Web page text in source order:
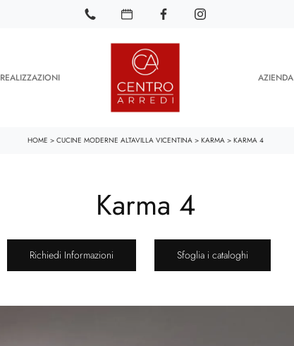
REALIZZAZIONI AZIENDA
HOME > CUCINE MODERNE ALTAVILLA VICENTINA> KARMA > KARMA 4
Karma 4
Richiedi Informazioni Sfoglia i cataloghi